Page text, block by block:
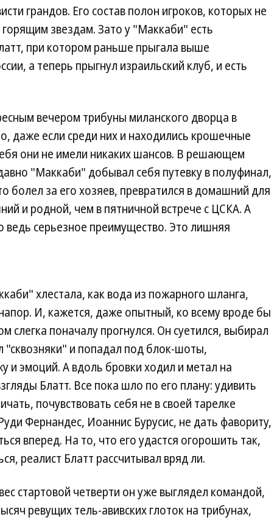
грандов. Его состав полон игроков, которых не
звездам. Зато у "Маккаби" есть
при котором раньше прыгала выше
а теперь прыгнул израильский клуб, и есть
вечером трибуны миланского дворца в
даже если среди них и находились крошечные
они не имели никаких шансов. В решающем
"Маккаби" добывал себя путевку в полуфинал,
болел за его хозяев, превратился в домашний для
и родной, чем в пятничной встрече с ЦСКА. А
ведь серьезное преимущество. Это лишняя
хлестала, как вода из пожарного шланга,
И, кажется, даже опытный, ко всему вроде бы
слегка поначалу прогнулся. Он суетился, выбирал
"сквозняки" и попадал под блок-шоты,
и эмоций. А вдоль бровки ходил и метал на
Блатт. Все пока шло по его плану: удивить
почувствовать себя не в своей тарелке
Фернандес, Иоаннис Бурусис, не дать фавориту,
вперед. На то, что его удастся огорошить так,
реалист Блатт рассчитывал вряд ли.
стартовой четверти он уже выглядел командой,
ревущих тель-авивских глоток на трибунах,